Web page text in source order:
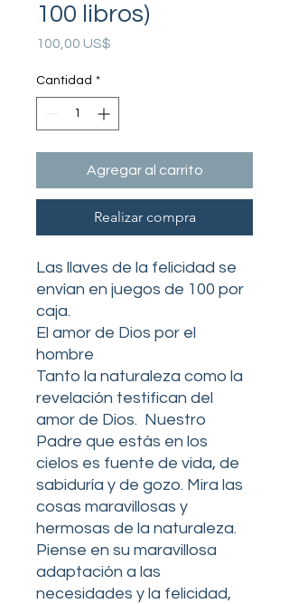
100 libros)
100,00 US$
Cantidad *
Agregar al carrito
Realizar compra
Las llaves de la felicidad se
envían en juegos de 100 por
caja.
El amor de Dios por el
hombre
Tanto la naturaleza como la
revelación testifican del
amor de Dios. Nuestro
Padre que estás en los
cielos es fuente de vida, de
sabiduría y de gozo. Mira las
cosas maravillosas y
hermosas de la naturaleza.
Piense en su maravillosa
adaptación a las
necesidades y la felicidad,